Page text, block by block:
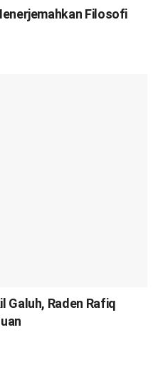
Filosofi
Galuh, Raden Rafiq